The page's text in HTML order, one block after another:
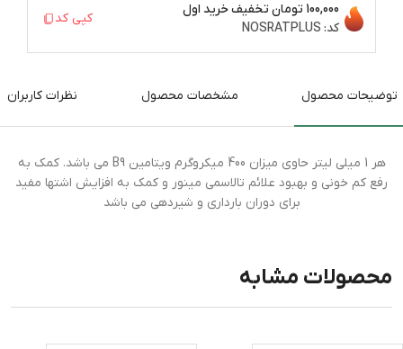
100,000 تومان
تخفیف خرید اول
کد: NOSRATPLUS
کپی کد
توضیحات محصول مشخصات محصول نظرات کاربران
هر 1 میلی لیتر حاوی میزان 400 میکروگرم ویتامین B9 می باشد. کمک به
رفع کم خونی و بهبود علائم تالاسمی مینور و کمک به افزایش اشتها مفید
برای دوران بارداری و شیردهی می باشد
محصولات مشابه